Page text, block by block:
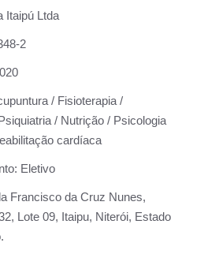
Itaipú Ltda
2
/ Fisioterapia /
/ Nutrição / Psicologia
cardíaca
Eletivo
Francisco da Cruz Nunes,
Lote 09, Itaipu, Niterói, Estado